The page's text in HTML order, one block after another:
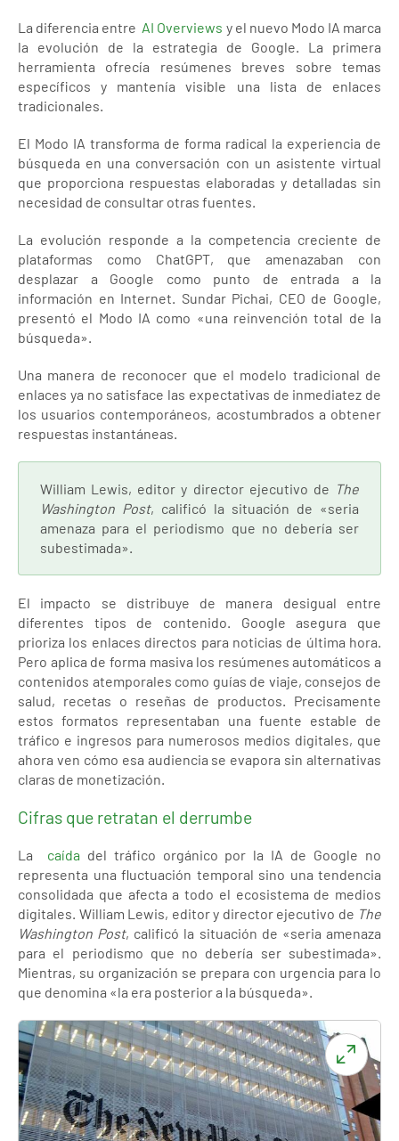
La diferencia entre AI Overviews y el nuevo Modo IA marca
la evolución de la estrategia de Google. La primera
herramienta ofrecía resúmenes breves sobre temas
específicos y mantenía visible una lista de enlaces
tradicionales.
El Modo IA transforma de forma radical la experiencia de
búsqueda en una conversación con un asistente virtual
que proporciona respuestas elaboradas y detalladas sin
necesidad de consultar otras fuentes.
La evolución responde a la competencia creciente de
plataformas como ChatGPT, que amenazaban con
desplazar a Google como punto de entrada a la
información en Internet. Sundar Pichai, CEO de Google,
presentó el Modo IA como «una reinvención total de la
búsqueda».
Una manera de reconocer que el modelo tradicional de
enlaces ya no satisface las expectativas de inmediatez de
los usuarios contemporáneos, acostumbrados a obtener
respuestas instantáneas.
William Lewis, editor y director ejecutivo de The
Washington Post, calificó la situación de «seria
amenaza para el periodismo que no debería ser
subestimada».
El impacto se distribuye de manera desigual entre
diferentes tipos de contenido. Google asegura que
prioriza los enlaces directos para noticias de última hora.
Pero aplica de forma masiva los resúmenes automáticos a
contenidos atemporales como guías de viaje, consejos de
salud, recetas o reseñas de productos. Precisamente
estos formatos representaban una fuente estable de
tráfico e ingresos para numerosos medios digitales, que
ahora ven cómo esa audiencia se evapora sin alternativas
claras de monetización.
Cifras que retratan el derrumbe
La caída del tráfico orgánico por la IA de Google no
representa una fluctuación temporal sino una tendencia
consolidada que afecta a todo el ecosistema de medios
digitales. William Lewis, editor y director ejecutivo de The
Washington Post, calificó la situación de «seria amenaza
para el periodismo que no debería ser subestimada».
Mientras, su organización se prepara con urgencia para lo
que denomina «la era posterior a la búsqueda».